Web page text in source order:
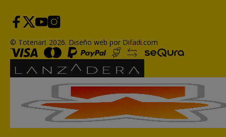
© Totenart 2026. Diseño web por Difadi.com